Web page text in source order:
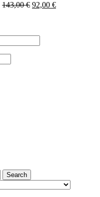
143,00€ 92,00 €
Search